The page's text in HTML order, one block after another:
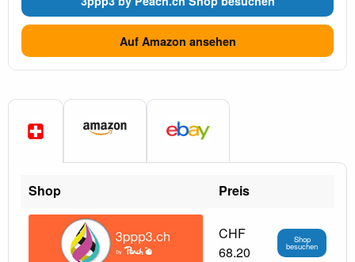
Auf Amazon ansehen
Shop Preis
CHF
68.20
Shop
besuchen